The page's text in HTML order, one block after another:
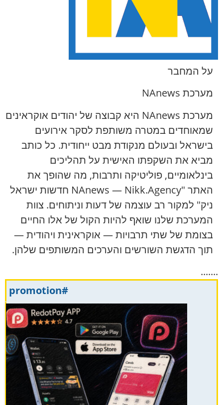
על המחבר
מערכת NAnews
מערכת NAnews היא קבוצה של יהודים אוקראינים
שמאוחדים במטרה משותפת לסקר אירועים
בישראל ובעולם מנקודת מבט ייחודית. כל כותב
מביא את השקפתו האישית על תהליכים
בינלאומיים, פוליטיקה ותרבות, מה שהופך את
האתר "NAnews — Nikk.Agency חדשות ישראל
ניק" למקור רב עוצמה של דעות וניתוחים. צוות
המערכת שלנו שואף להיות הקול של אלו החיים
בצומת של שתי תרבויות — אוקראינית ויהודית —
תוך הדגשת השורשים והערכים המשותפים שלהן.
.......
#promotion